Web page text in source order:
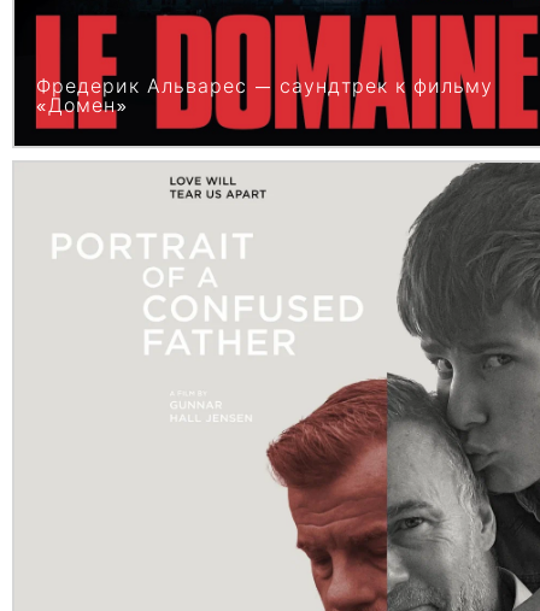
Фредерик Альварес — саундтрек к фильму
«Домен»